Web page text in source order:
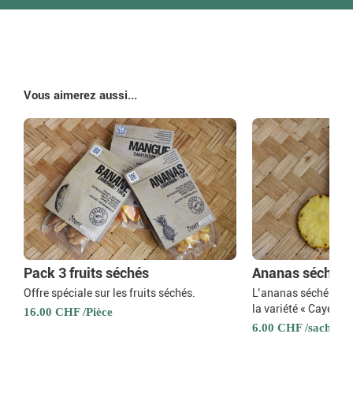
Vous aimerez aussi...
Pack 3 fruits séchés
Offre spéciale sur les fruits séchés.
16.00 CHF /Pièce
Ananas séchés
L’ananas séché
la variété « Cayenne
6.00 CHF /sachet